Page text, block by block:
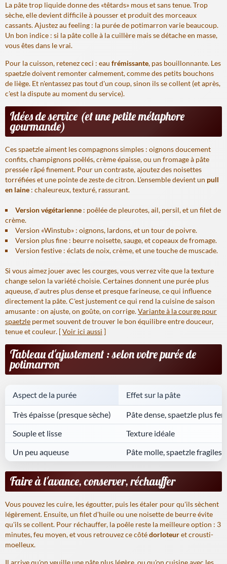
La pâte trop liquide donne des «têtards» mous et sans tenue. Trop
sèche, elle devient difficile à pousser et produit des morceaux
cassants. Ajustez au feeling : la purée de potimarron varie beaucoup.
Un bon indice : si la pâte colle à la cuillère mais se détache en masse,
vous êtes dans le vrai.
Pour la cuisson, retenez ceci : eau frémissante, pas bouillonnante. Les
spaetzle doivent remonter calmement, comme des petits bouchons
de liège. Et n'entassez pas tout d'un coup, sinon ils se collent (et après,
c'est la dispute au moment du service).
Idées de service (et une petite métaphore
gourmande)
Ces spaetzle aiment les compagnons simples : oignons doucement
confits, champignons poêlés, crème épaisse, ou un fromage à pâte
pressée râpé finement. Pour un contraste, ajoutez des noisettes
torréfiées et une pointe de zeste de citron. L'ensemble devient un pull
en laine : chaleureux, texturé, rassurant.
Version végétarienne : poêlée de pleurotes, ail, persil, et un filet de
crème.
Version «Winstub» : oignons, lardons, et un tour de poivre.
Version plus fine : beurre noisette, sauge, et copeaux de fromage.
Version festive : éclats de noix, crème, et une touche de muscade.
Si vous aimez jouer avec les courges, vous verrez vite que la texture
change selon la variété choisie. Certaines donnent une purée plus
aqueuse, d'autres plus dense et presque farineuse, ce qui influence
directement la pâte. C'est justement ce qui rend la cuisine de saison
amusante : on ajuste, on goûte, on corrige.Variante à la courge pour
spaetzle permet souvent de trouver le bon équilibre entre douceur,
tenue et couleur. [Voir ici aussi ]
Tableau d'ajustement : selon votre purée de
potimarron
Aspect de la purée Effet sur la pâte
Très épaisse (presque sèche)
Pâte dense, spaetzle plus
Souple et lisse
Texture idéale
Un peu aqueuse
Pâte molle, spaetzle fragiles
Faire à l'avance, conserver, réchauffer
Vous pouvez les cuire, les égoutter, puis les étaler pour qu'ils sèchent
légèrement. Ensuite, un filet d'huile ou une noisette de beurre évite
qu'ils se collent. Pour réchauffer, la poêle reste la meilleure option : 3
minutes, feu moyen, et vous retrouvez ce côtédorloteuret crousti-
moelleux.